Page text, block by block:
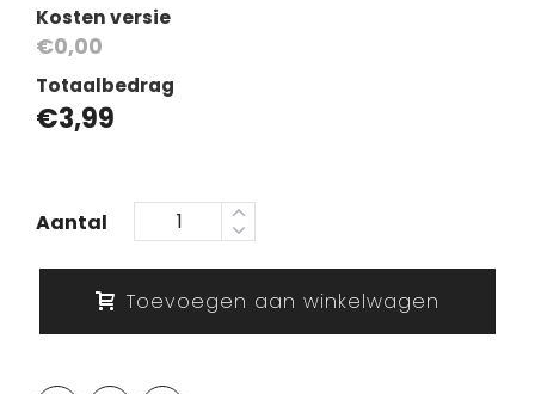
Kosten versie
€0,00
Totaalbedrag
€3,99
Aantal
Toevoegen aan winkelwagen